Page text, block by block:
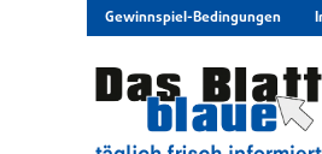
Gewinnspiel-Bedingungen